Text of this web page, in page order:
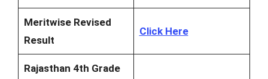
Meritwise Revised
Result
Click Here
Rajasthan 4th Grade